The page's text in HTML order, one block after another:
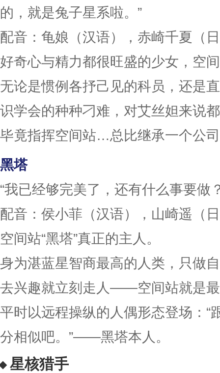
的，就是兔子星系啦。”
配音：龟娘（汉语），赤崎千夏（
好奇心与精力都很旺盛的少女，空
无论是惯例各抒己见的科员，还是
识学会的种种刁难，对艾丝妲来说
毕竟指挥空间站…总比继承一个公
黑塔
“我已经够完美了，还有什么事要做
配音：侯小菲（汉语），山崎遥（
空间站“黑塔”真正的主人。
身为湛蓝星智商最高的人类，只做
去兴趣就立刻走人——空间站就是
平时以远程操纵的人偶形态登场：“
分相似吧。”——黑塔本人。
星核猎手